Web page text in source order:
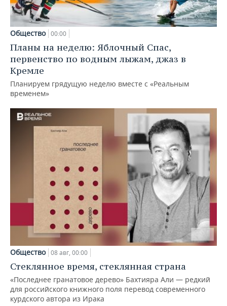
Общество 00:00
Планы на неделю: Яблочный Спас,
первенство по водным лыжам, джаз в
Кремле
Планируем грядущую неделю вместе с «Реальным
временем»
Общество 08 авг, 00:00
Стеклянное время, стеклянная страна
«Последнее гранатовое дерево» Бахтияра Али — редкий
для российского книжного поля перевод современного
курдского автора из Ирака